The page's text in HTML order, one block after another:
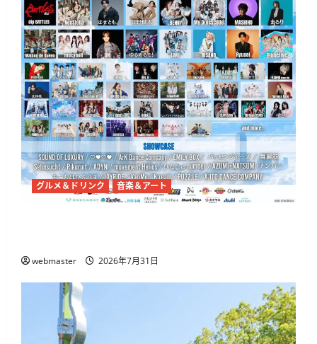
グルメ＆ドリンク 音楽＆アート
webmaster 2026年7月31日